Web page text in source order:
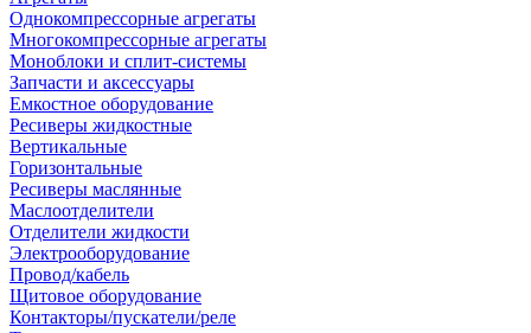
Однокомпрессорные агрегаты
Многокомпрессорные агрегаты
Моноблоки и сплит-системы
Запчасти и аксессуары
Емкостное оборудование
Ресиверы жидкостные
Вертикальные
Горизонтальные
Ресиверы маслянные
Маслоотделители
Отделители жидкости
Электрооборудование
Провод/кабель
Щитовое оборудование
Контакторы/пускатели/реле